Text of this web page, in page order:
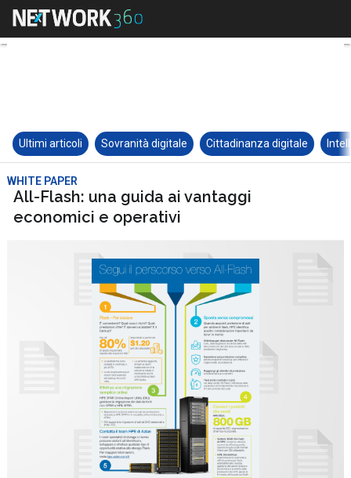
Ultimi articoli Sovranità digitale Cittadinanza digitale
WHITE PAPER
All-Flash: una guida ai vantaggi
economici e operativi